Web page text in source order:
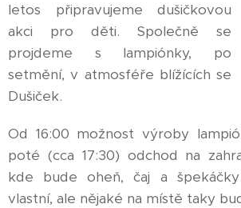
letos připravujeme dušičkovou
akci pro děti. Společně se
projdeme s lampiónky, po
setmění, v atmosféře blížících se
Dušiček.
Od 16:00 možnost výroby
poté (cca 17:30) odchod na
kde bude oheň, čaj a
vlastní, ale nějaké na místě taky